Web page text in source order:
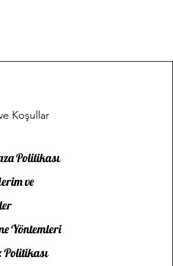
Koşullar
Politikası
ve
Yöntemleri
Politikası